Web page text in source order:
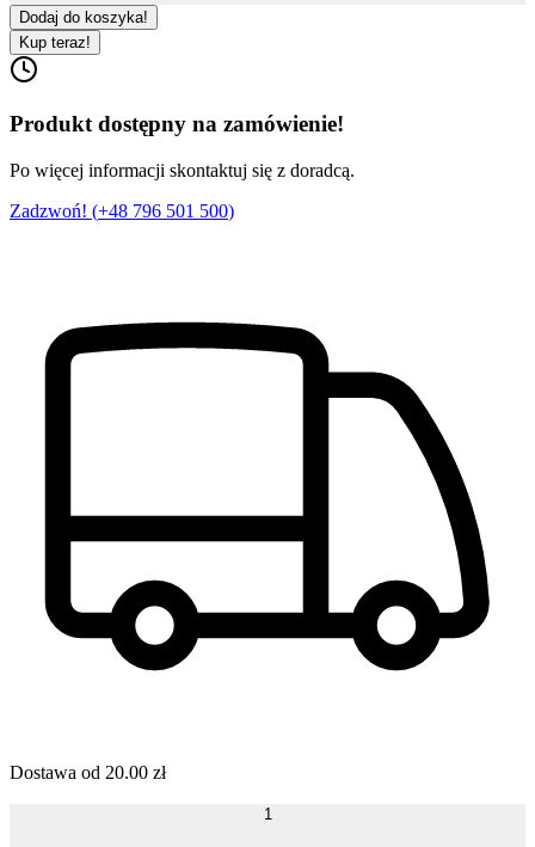
Dodaj do koszyka!
Kup teraz!
Produkt dostępny na zamówienie!
Po więcej informacji skontaktuj się z doradcą.
Zadzwoń! (+48 796 501 500)
Dostawa od 20.00 zł
1